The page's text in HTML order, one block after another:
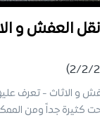
العفش و
و الاثاث - تعرف
كثيرة جداً ومن